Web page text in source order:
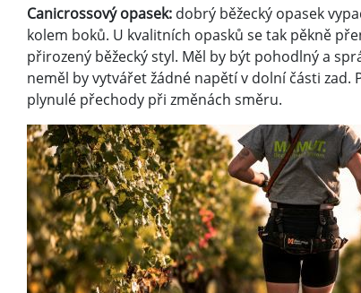
Canicrossový opasek: dobrý běžecký opasek
kolem boků. U kvalitních opasků se tak pěkně
přirozený běžecký styl. Měl by být pohodlný a
neměl by vytvářet žádné napětí v dolní části
plynulé přechody při změnách směru.